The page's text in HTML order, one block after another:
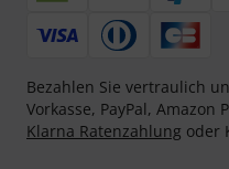
Bezahlen Sie vertraulich
Vorkasse, PayPal, Amazon
Klarna Ratenzahlung oder